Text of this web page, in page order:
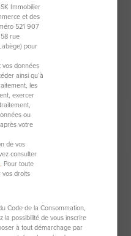
de 120 m²
120 m²
1 161 m² de terrain
Immobilier
et des
521 907
rue
pour
vos données
ainsi qu’à
les
exercer
ou
votre
de vos
consulter
. Pour toute
vos droits
Code de la Consommation,
la possibilité de vous inscrire
à tout démarchage par